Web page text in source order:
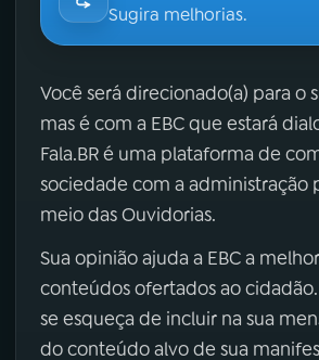
Sugira melhorias.
Você será direcionado(a) para o
mas é com a EBC que estará
Fala.BR é uma plataforma de
sociedade com a administração
meio das Ouvidorias.
Sua opinião ajuda a EBC a
conteúdos ofertados ao cidadão.
se esqueça de incluir na sua
do conteúdo alvo de sua